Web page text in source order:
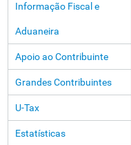
Informação Fiscal e
Aduaneira
Apoio ao Contribuinte
Grandes Contribuintes
U-Tax
Estatísticas